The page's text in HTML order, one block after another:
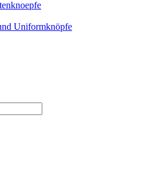
Uniformknöpfe